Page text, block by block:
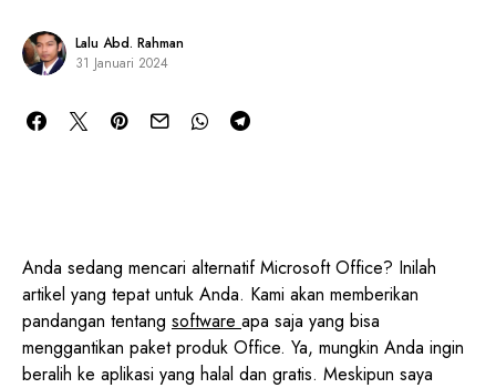
Lalu Abd. Rahman
31 Januari 2024
Anda sedang mencari alternatif Microsoft Office? Inilah
artikel yang tepat untuk Anda. Kami akan memberikan
pandangan tentang software apa saja yang bisa
menggantikan paket produk Office. Ya, mungkin Anda ingin
beralih ke aplikasi yang halal dan gratis. Meskipun saya